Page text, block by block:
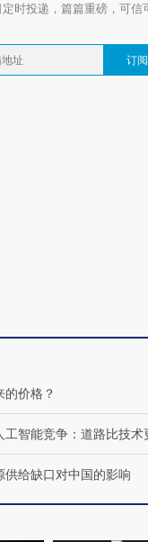
时投递，篇篇重磅，可信
订阅
的价格？
工智能竞争：道路比技术
供给缺口对中国的影响